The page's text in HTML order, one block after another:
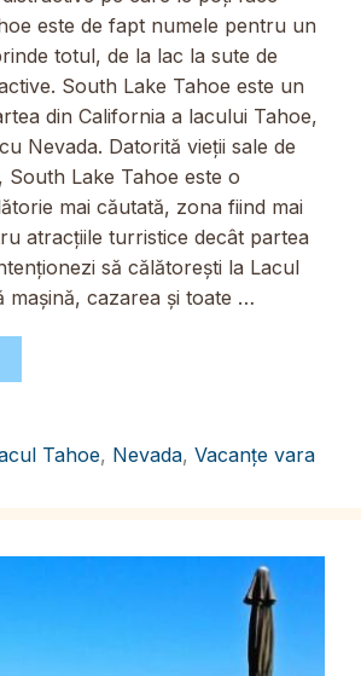
este de fapt numele pentru un
totul, de la lac la sute de
South Lake Tahoe este un
din California a lacului Tahoe,
Nevada. Datorită vieții sale de
South Lake Tahoe este o
mai căutată, zona fiind mai
atracțiile turristice decât partea
să călătorești la Lacul
mașină, cazarea și toate …
Tahoe, Nevada, Vacanțe vara